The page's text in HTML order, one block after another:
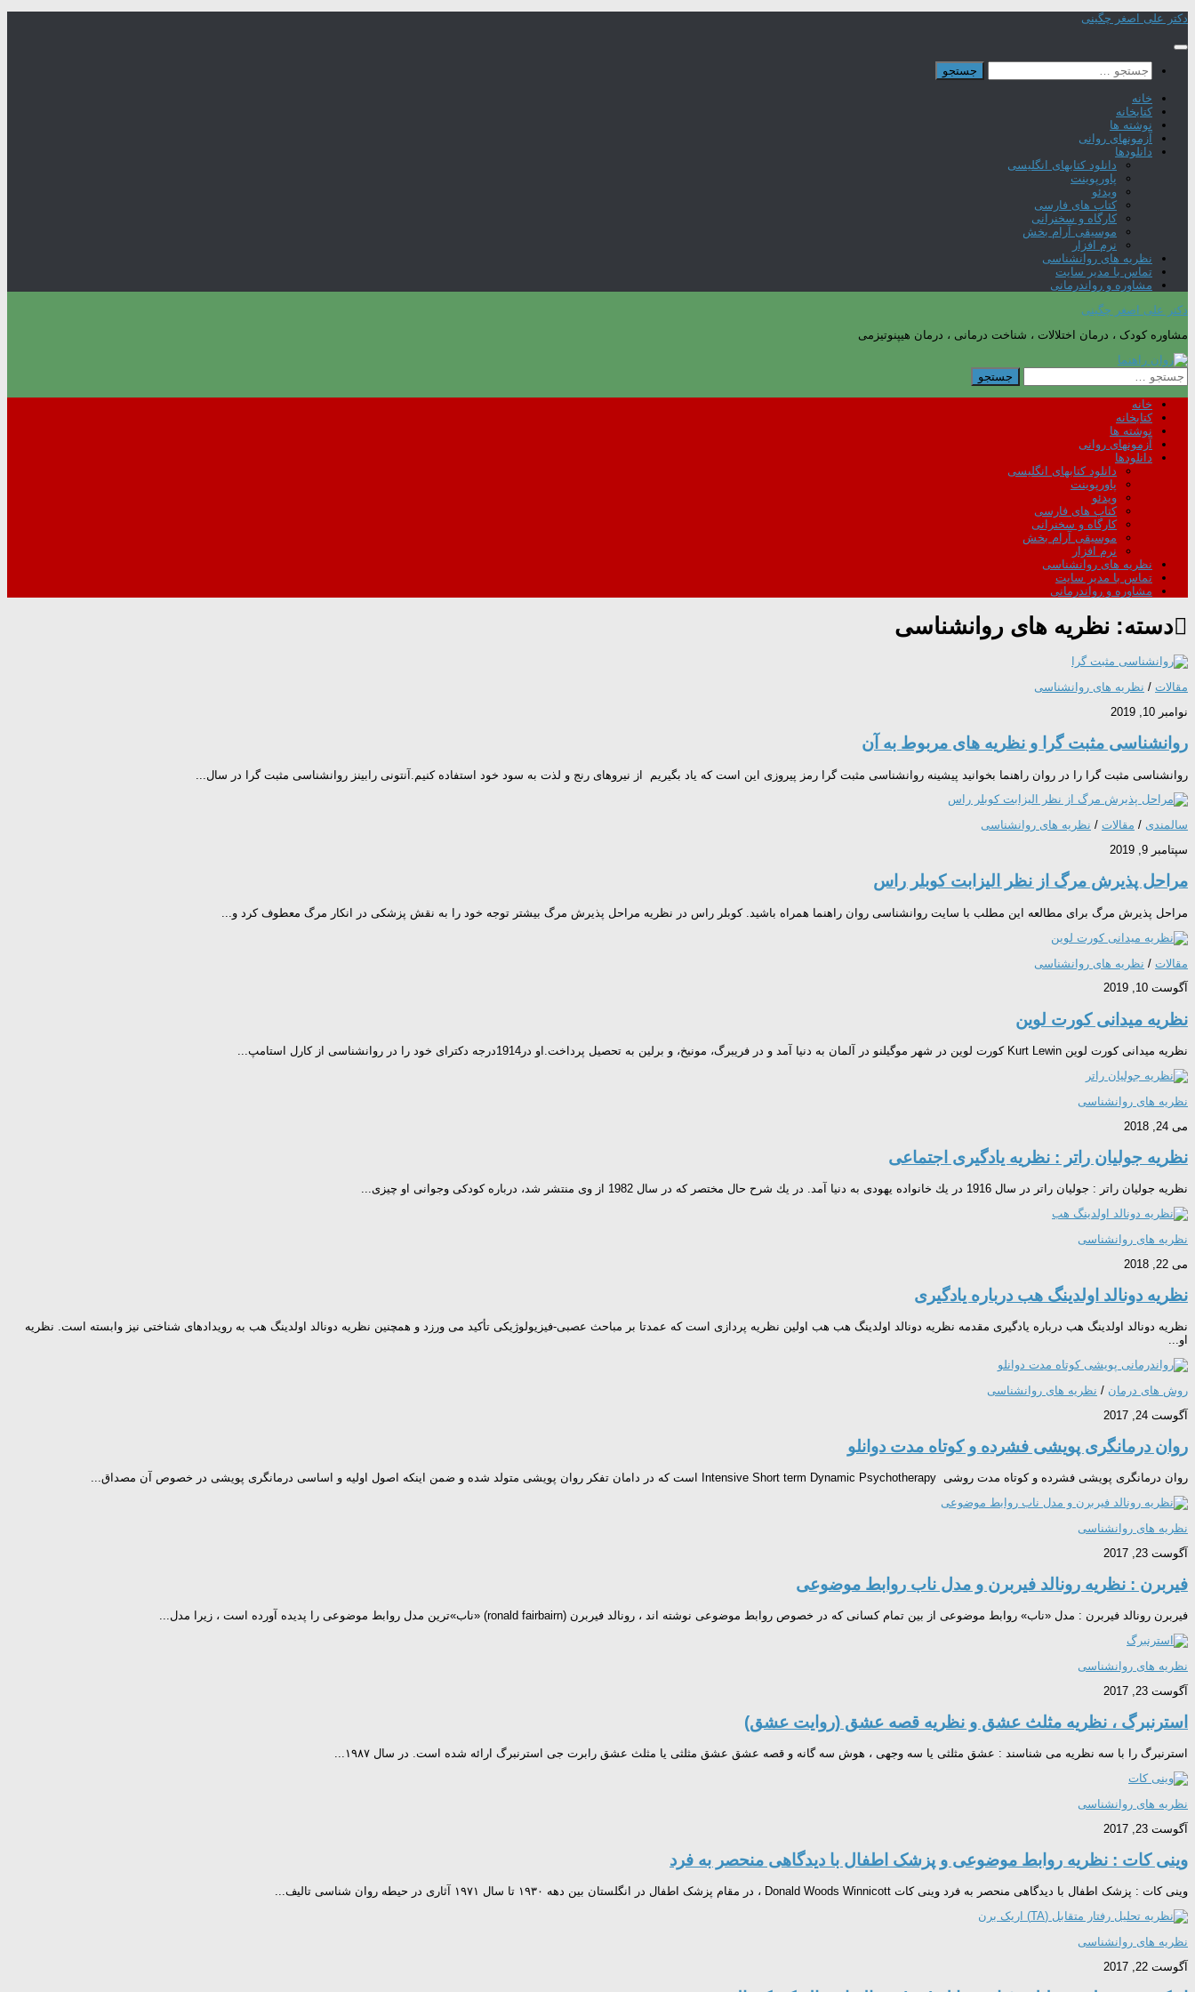
Skip
content
دکتر علی اصغر چگینی
جستجو
برای:
خانه
کتابخانه
نوشته ها
آزمونهای روانی
دانلودها
دانلود کتابهای انگلیسی
پاورپوینت
ویدئو
کتاب های فارسی
کارگاه و سخنرانی
موسیقی آرام بخش
نرم افزار
نظریه های روانشناسی
تماس با مدیر سایت
مشاوره و رواندرمانی
دکتر علی اصغر چگینی
مشاوره کودک ، درمان اختلالات ، شناخت درمانی ، درمان هیپنوتیزمی
جستجو
برای:
خانه
کتابخانه
نوشته ها
آزمونهای روانی
دانلودها
دانلود کتابهای انگلیسی
پاورپوینت
ویدئو
کتاب های فارسی
کارگاه و سخنرانی
موسیقی آرام بخش
نرم افزار
نظریه های روانشناسی
تماس با مدیر سایت
مشاوره و رواندرمانی
دسته: نظریه های روانشناسی
مقالات / نظریه های روانشناسی
نوامبر 10, 2019
روانشناسی مثبت گرا و نظریه های مربوط به آن
روانشناسی مثبت گرا را در روان راهنما بخوانید پیشینه روانشناسی مثبت گرا رمز پیروزی این است که یاد بگیریم از نیروهای رنج و لذت به سود خود استفاده کنیم.آنتونی رابینز روانشناسی مثبت گرا در سال...
سالمندی / مقالات / نظریه های روانشناسی
سپتامبر 9, 2019
مراحل پذیرش مرگ از نظر الیزابت کوبلر راس
مراحل پذیرش مرگ برای مطالعه این مطلب با سایت روانشناسی روان راهنما همراه باشید. کوبلر راس در نظریه مراحل پذیرش مرگ بيشتر توجه خود را به نقش پزشکی در انکار مرگ معطوف کرد و...
مقالات / نظریه های روانشناسی
آگوست 10, 2019
نظریه میدانی کورت لوین
نظریه میدانی کورت لوین Kurt Lewin کورت لوین در شهر موگیلنو در آلمان به دنیا آمد و در فریبرگ، مونیخ، و برلین به تحصیل پرداخت.او در1914درجه دکترای خود را در روانشناسی از کارل استامپ...
نظریه های روانشناسی
می 24, 2018
نظریه جولیان راتر : نظریه یادگیری اجتماعی
نظریه جولیان راتر : جولیان راتر در سال 1916 در یك خانواده یهودی به دنیا آمد. در یك شرح حال مختصر كه در سال 1982 از وی منتشر شد، درباره كودكی وجوانی او چیزی...
نظریه های روانشناسی
می 22, 2018
نظریه دونالد اولدینگ هب درباره یادگیری
نظریه دونالد اولدینگ هب درباره یادگیری مقدمه نظریه دونالد اولدینگ هب هب اولين نظريه پردازى است كه عمدتا بر مباحث عصبی-فيزيولوژيكى تأكيد مى ورزد و همچنين نظریه دونالد اولدینگ هب به رويدادهاى شناختى نيز وابسته است. نظریه
او...
روش های درمان / نظریه های روانشناسی
آگوست 24, 2017
روان درمانگری پویشی فشرده و کوتاه مدت دوانلو
روان درمانگری پویشی فشرده و کوتاه مدت روشی Intensive Short term Dynamic Psychotherapy است که در دامان تفکر روان پویشی متولد شده و ضمن اینکه اصول اولیه و اساسی درمانگری پویشی در خصوص آن مصداق...
نظریه های روانشناسی
آگوست 23, 2017
فیربرن : نظریه رونالد فیربرن و مدل ناب روابط موضوعی
فیربرن رونالد فیربرن : مدل «ناب» روابط موضوعی از بین تمام کسانی که در خصوص روابط موضوعی نوشته اند ، رونالد فیربرن (ronald fairbairn) «ناب»ترین مدل روابط موضوعی را پدیده آورده است ، زیرا مدل...
نظریه های روانشناسی
آگوست 23, 2017
استرنبرگ ، نظریه مثلث عشق و نظریه قصه عشق (روایت عشق)
استرنبرگ را با سه نظریه می شناسند : عشق مثلثی یا سه وجهی ، هوش سه گانه و قصه عشق عشق مثلثی یا مثلث عشق رابرت جی استرنبرگ ارائه شده است. در سال ۱۹۸۷...
نظریه های روانشناسی
آگوست 23, 2017
وینی کات : نظریه روابط موضوعی و پزشک اطفال با دیدگاهی منحصر به فرد
وینی کات : پزشک اطفال با دیدگاهی منحصر به فرد وینی کات Donald Woods Winnicott ، در مقام پزشک اطفال در انگلستان بین دهه ۱۹۳۰ تا سال ۱۹۷۱ آثاری در حیطه روان شناسی تالیف...
نظریه های روانشناسی
آگوست 22, 2017